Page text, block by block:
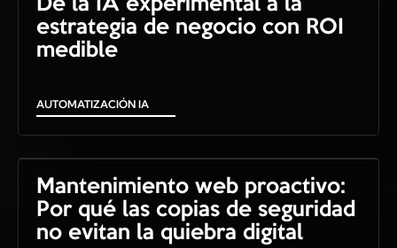
estrategia de negocio con ROI
medible
AUTOMATIZACIÓN IA
Mantenimiento web proactivo:
Por qué las copias de seguridad
no evitan la quiebra digital